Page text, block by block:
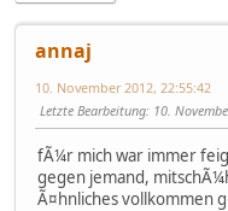
annaj
10. November 2012, 22:55:42
Letzte Bearbeitung: 10.
fÃ¼r mich war immer
gegen jemand,
Ã¤hnliches vollkommen